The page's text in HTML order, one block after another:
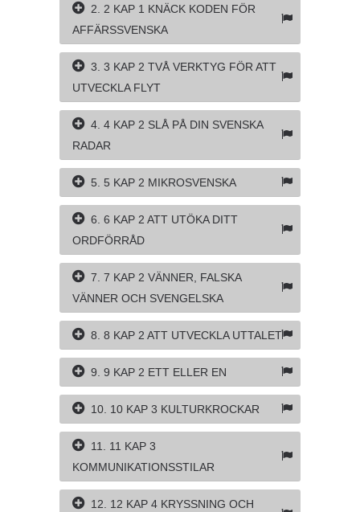
2. 2 KAP 1 KNÄCK KODEN FÖR
AFFÄRSSVENSKA
3. 3 KAP 2 TVÅ VERKTYG FÖR ATT
UTVECKLA FLYT
4. 4 KAP 2 SLÅ PÅ DIN SVENSKA
RADAR
5. 5 KAP 2 MIKROSVENSKA
6. 6 KAP 2 ATT UTÖKA DITT
ORDFÖRRÅD
7. 7 KAP 2 VÄNNER, FALSKA
VÄNNER OCH SVENGELSKA
8. 8 KAP 2 ATT UTVECKLA UTTALET
9. 9 KAP 2 ETT ELLER EN
10. 10 KAP 3 KULTURKROCKAR
11. 11 KAP 3
KOMMUNIKATIONSSTILAR
12. 12 KAP 4 KRYSSNING OCH